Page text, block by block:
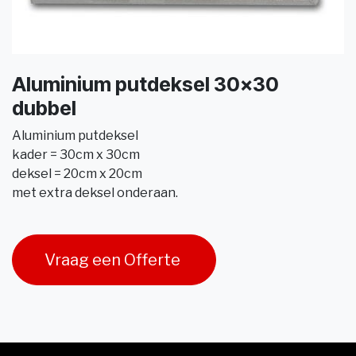
Aluminium putdeksel 30x30
dubbel
Aluminium putdeksel
kader = 30cm x 30cm
deksel = 20cm x 20cm
met extra deksel onderaan.
Vraag een Offerte